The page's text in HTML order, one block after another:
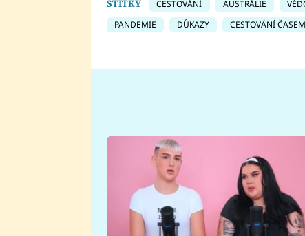
ŠTÍTKY CESTOVÁNÍ AUSTRÁLIE
PANDEMIE
DŮKAZY CESTOVÁNÍ ČASEM